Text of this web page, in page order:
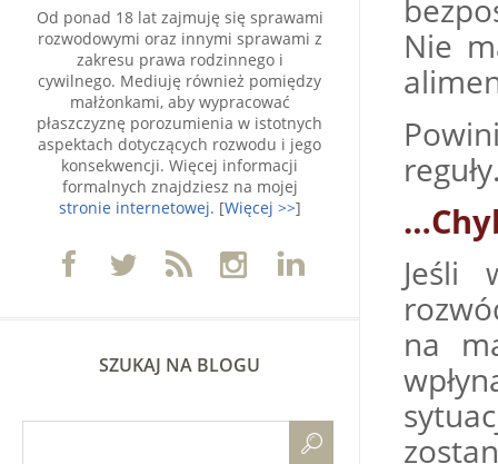
Nie
Jeśli
na
Od ponad 18 lat zajmuję się sprawami
rozwodowymi oraz innymi sprawami z
zakresu prawa rodzinnego i
cywilnego. Mediuję również pomiędzy
małżonkami, aby wypracować
płaszczyznę porozumienia w istotnych
aspektach dotyczących rozwodu i jego
konsekwencji. Więcej informacji
formalnych znajdziesz na mojej
stronie internetowej. [Więcej >>]
SZUKAJ NA BLOGU